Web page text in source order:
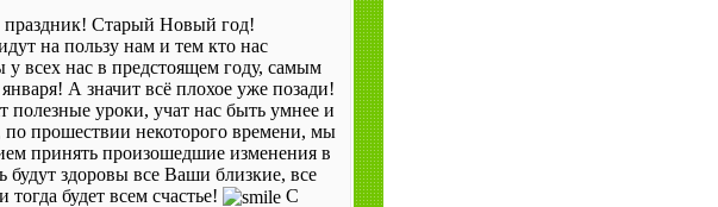
праздник! Старый Новый год!
на пользу нам и тем кто нас
всех нас в предстоящем году, самым
А значит всё плохое уже позади!
полезные уроки, учат нас быть умнее и
по прошествии некоторого времени, мы
принять произошедшие изменения в
здоровы все Ваши близкие, все
будет всем счастье!
С